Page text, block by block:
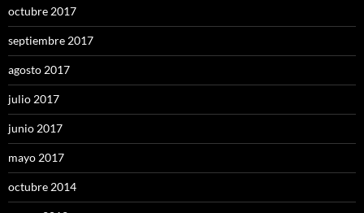
octubre 2017
septiembre 2017
agosto 2017
julio 2017
junio 2017
mayo 2017
octubre 2014